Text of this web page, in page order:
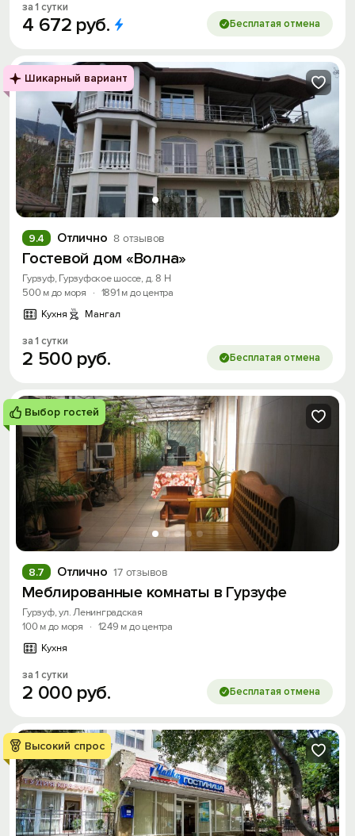
за 1 сутки
4 672 руб. Бесплатая отмена
Шикарный вариант
Отлично 8 отзывов
9.4
Гостевой дом «Волна»
Гурзуф, Гурзуфское шоссе, д. 8 Н
500 м до моря
· 1891 м до центра
Кухня
Мангал
за 1 сутки
2 500 руб. Бесплатая отмена
Выбор гостей
Отлично 17 отзывов
8.7
Меблированные комнаты в Гурзуфе
Гурзуф, ул. Ленинградская
100 м до моря
· 1249 м до центра
Кухня
за 1 сутки
2 000 руб. Бесплатая отмена
Высокий спрос